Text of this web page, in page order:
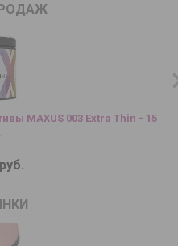
MAXUS 003 Extra Thin - 15